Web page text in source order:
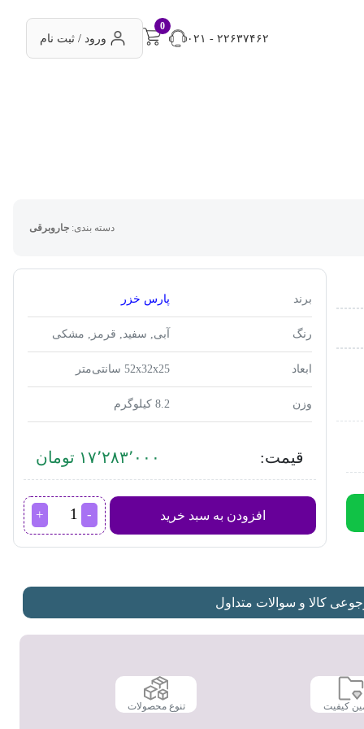
۰۲۱ - ۲۲۶۳۷۴۶۲
0
ورود / ثبت نام
دسته بندی: جاروبرقی
برند پارس خزر
رنگ آبی, سفید, قرمز, مشکی
ابعاد 52x32x25 سانتی‌متر
وزن 8.2 کیلوگرم
قیمت: ۱۷٬۲۸۳٬۰۰۰ تومان
افزودن به سبد خرید
جارو
برقی
VC-
Chrome
کالا و سوالات متداول
کیفیت تنوع محصولات